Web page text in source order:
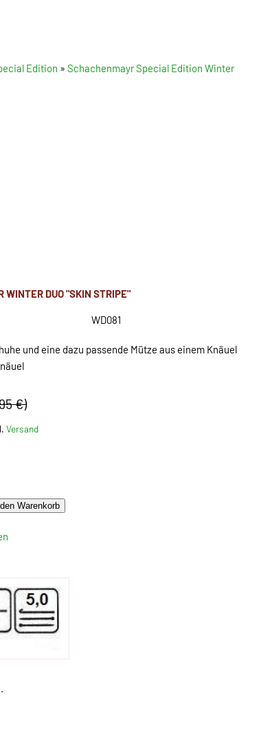
Edition » Schachenmayr Special Edition Winter
WINTER DUO "SKIN STRIPE"
WD081
und eine dazu passende Mütze aus einem Knäuel
€)
Versand
Warenkorb